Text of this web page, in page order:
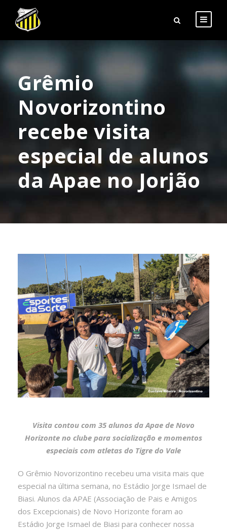
Grêmio
Novorizontino
recebe visita
especial de alunos
da Apae no Jorjão
Visita contou com 35 alunos da Apae de Novo
Horizonte no clube para socialização e momentos
especiais com atletas do Tigre do Vale
O Grêmio Novorizontino recebeu uma visita mais que
especial na última semana, no Estádio Jorge Ismael de
Biasi. Alunos da APAE (Associação de Pais e Amigos
dos Excepcionais) de Novo Horizonte foram ao
Estádio Jorge Ismael de Biasi para conhecer nossa